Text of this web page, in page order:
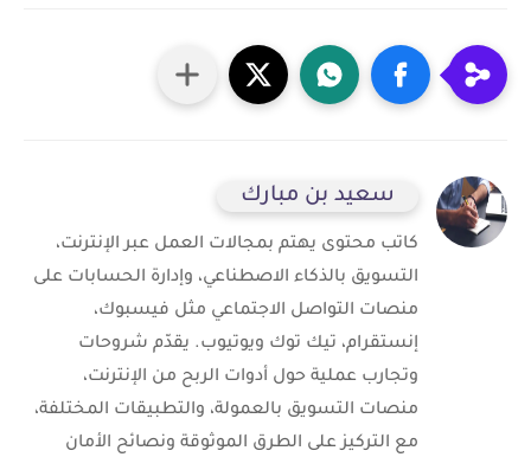
سعيد بن مبارك
كاتب محتوى يهتم بمجالات العمل عبر الإنترنت،
التسويق بالذكاء الاصطناعي، وإدارة الحسابات على
منصات التواصل الاجتماعي مثل فيسبوك،
إنستقرام، تيك توك ويوتيوب. يقدّم شروحات
وتجارب عملية حول أدوات الربح من الإنترنت،
منصات التسويق بالعمولة، والتطبيقات المختلفة،
مع التركيز على الطرق الموثوقة ونصائح الأمان